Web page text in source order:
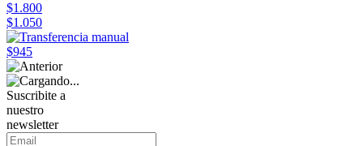
$1.800
$1.050
$945
Suscribite a
nuestro
newsletter